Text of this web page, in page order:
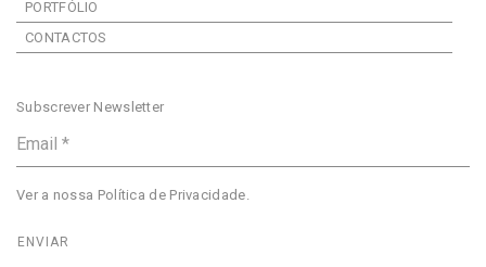
PORTFÓLIO
CONTACTOS
Subscrever Newsletter
Ver a nossa Política de Privacidade.